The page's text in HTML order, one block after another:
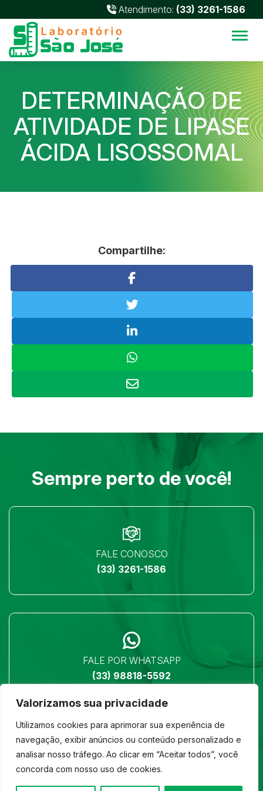
Valorizamos sua privacidade
Utilizamos cookies para aprimorar sua experiência de
navegação, exibir anúncios ou conteúdo personalizado e
analisar nosso tráfego. Ao clicar em “Aceitar todos”, você
concorda com nosso uso de cookies.
Atendimento: (33) 3261-1586
DETERMINAÇĂO DE
ATIVIDADE DE LIPASE
ÁCIDA LISOSSOMAL
Compartilhe:
Sempre perto de você!
FALE CONOSCO
(33) 3261-1586
FALE POR WHATSAPP
(33) 98818-5592
LOCALIZAÇÃO